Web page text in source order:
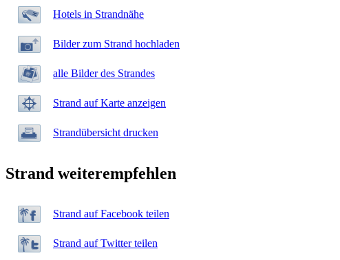
Hotels in Strandnähe
Bilder zum Strand hochladen
alle Bilder des Strandes
Strand auf Karte anzeigen
Strandübersicht drucken
Strand weiterempfehlen
Strand auf Facebook teilen
Strand auf Twitter teilen